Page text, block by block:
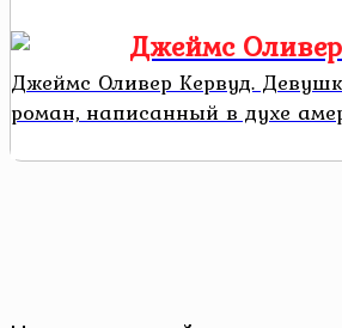
Джеймс
Джеймс Оливер Кервуд.
роман, написанный в духе